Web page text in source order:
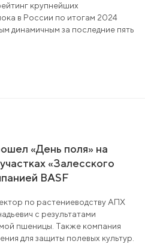
крупнейших
в России по итогам 2024
динамичным за последние пять
«День поля» на
«Залесского
BASF
по растениеводству АПХ
с результатами
пшеницы. Также компания
для защиты полевых культур.